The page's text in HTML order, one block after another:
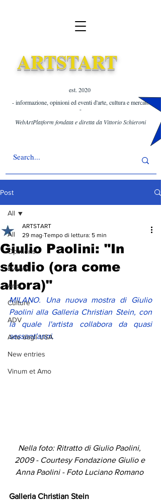
ARTSTART
est. 2020 ​
- informazione, opinioni ed eventi d'arte, cultura e mercato
-
WebArtPlatform fondata e diretta da Vittorio Schieroni
Post
All
Opinions
Events
Arts
Culture
ADV
Arte dagli USA
New entries
Vinum et Amo
All
Giulio Paolini: "In
studio (ora come
allora)"
ARTSTART
29 mag Tempo di lettura: 5 min
MILANO. Una nuova mostra di Giulio
Paolini alla Galleria Christian Stein, con
la quale l'artista collabora da quasi
sessant'anni.
Nella foto: Ritratto di Giulio Paolini,
2009 - Courtesy Fondazione Giulio e
Anna Paolini - Foto Luciano Romano
Galleria Christian Stein